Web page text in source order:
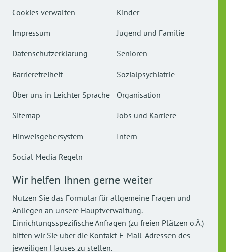
Cookies verwalten
Impressum
Datenschutzerklärung
Barrierefreiheit
Über uns in Leichter Sprache
Sitemap
Hinweisgebersystem
Social Media Regeln
Kinder
Jugend und Familie
Senioren
Sozialpsychiatrie
Organisation
Jobs und Karriere
Intern
Wir helfen Ihnen gerne weiter
Nutzen Sie das Formular für allgemeine Fragen und
Anliegen an unsere Hauptverwaltung.
Einrichtungsspezifische Anfragen (zu freien Plätzen o.Ä.)
bitten wir Sie über die Kontakt-E-Mail-Adressen des
jeweiligen Hauses zu stellen.